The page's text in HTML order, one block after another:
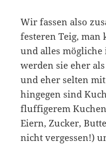
Wir fassen also
festeren Teig, man
und alles
werden sie eher
und eher selten
hingegen sind
fluffigerem
Eiern, Zucker,
nicht vergessen!)